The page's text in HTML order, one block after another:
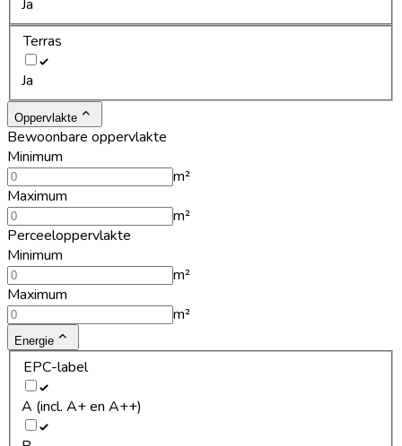
Ja
Terras
Ja
Oppervlakte
Bewoonbare oppervlakte
Minimum
m²
Maximum
m²
Perceeloppervlakte
Minimum
m²
Maximum
m²
Energie
EPC-label
A (incl. A+ en A++)